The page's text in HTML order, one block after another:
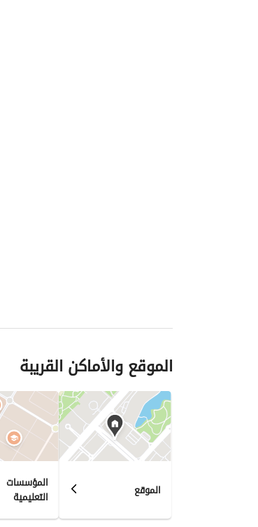
الموقع والأماكن القريبة
الموقع المؤسسات
التعليمية